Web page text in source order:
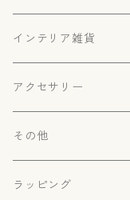
インテリア雑貨
自然共生サイト認定楯
アクセサリー
その他
ラッピング